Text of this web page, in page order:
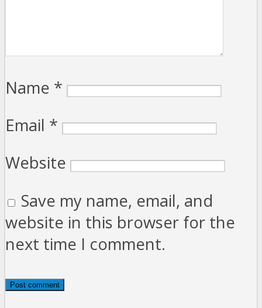
Name *
Email *
Website
Save my name, email, and
website in this browser for the
next time I comment.